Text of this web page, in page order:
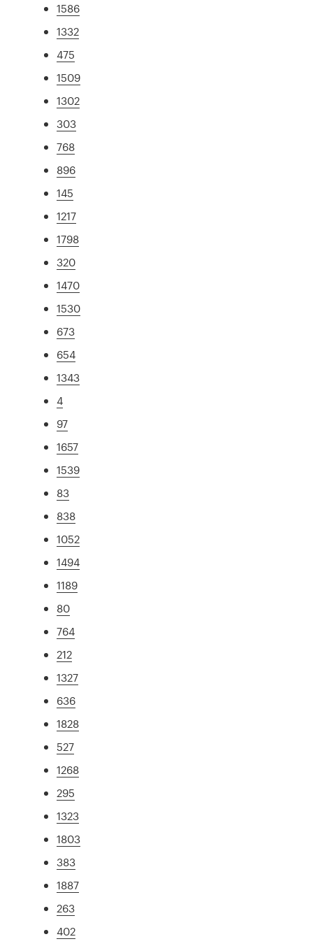
1586
1332
475
1509
1302
303
768
896
145
1217
1798
320
1470
1530
673
654
1343
4
97
1657
1539
83
838
1052
1494
1189
80
764
212
1327
636
1828
527
1268
295
1323
1803
383
1887
263
402